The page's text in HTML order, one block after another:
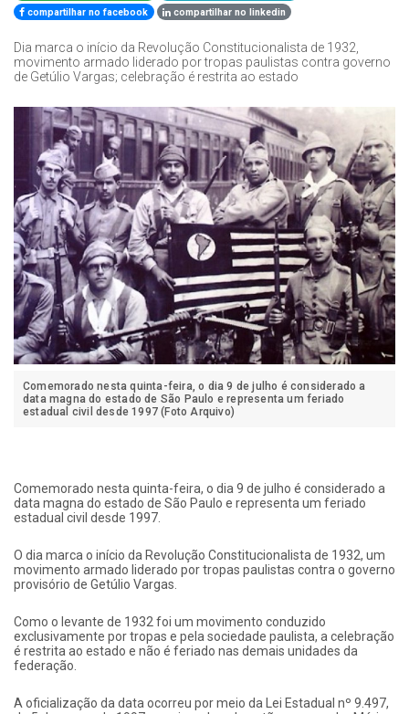
compartilhar no facebook
compartilhar no linkedin
Dia marca o início da Revolução Constitucionalista de 1932,
movimento armado liderado por tropas paulistas contra governo
de Getúlio Vargas; celebração é restrita ao estado
Comemorado nesta quinta-feira, o dia 9 de julho é considerado a
data magna do estado de São Paulo e representa um feriado
estadual civil desde 1997 (Foto Arquivo)
Comemorado nesta quinta-feira, o dia 9 de julho é considerado a
data magna do estado de São Paulo e representa um feriado
estadual civil desde 1997.
O dia marca o início da Revolução Constitucionalista de 1932, um
movimento armado liderado por tropas paulistas contra o governo
provisório de Getúlio Vargas.
Como o levante de 1932 foi um movimento conduzido
exclusivamente por tropas e pela sociedade paulista, a celebração
é restrita ao estado e não é feriado nas demais unidades da
federação.
A oficialização da data ocorreu por meio da Lei Estadual nº 9.497,